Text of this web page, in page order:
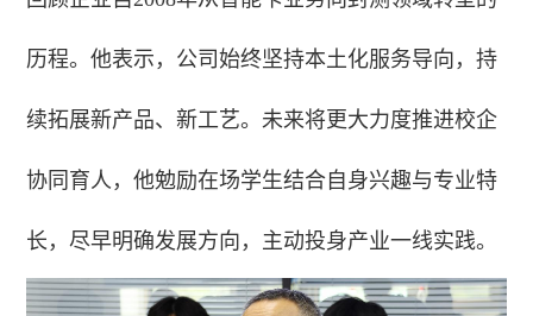
历程。他表示，公司始终坚持本土化服务导向，持
续拓展新产品、新工艺。未来将更大力度推进校企
协同育人，他勉励在场学生结合自身兴趣与专业特
长，尽早明确发展方向，主动投身产业一线实践。